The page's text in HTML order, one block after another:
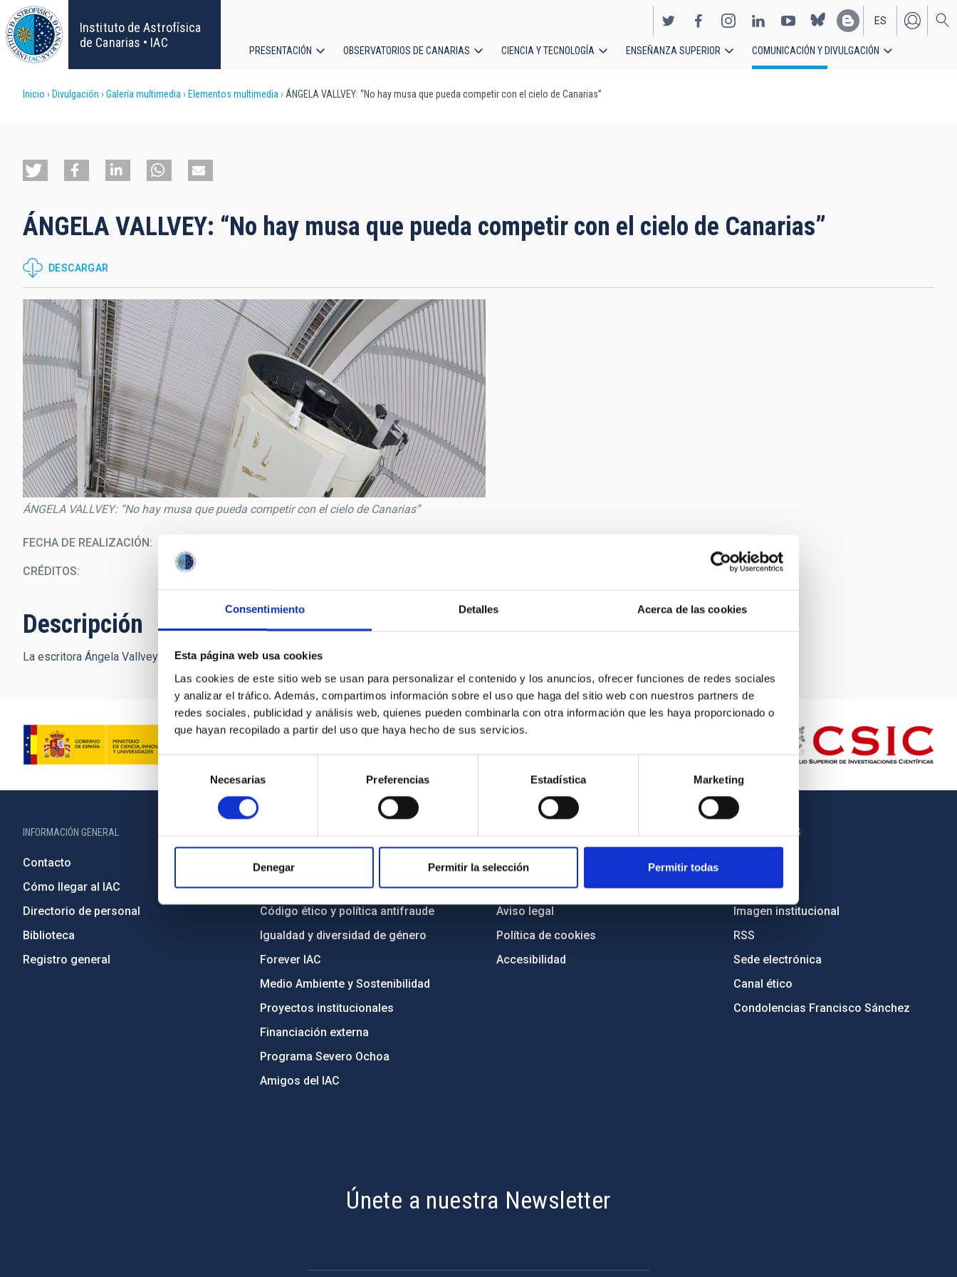
Consentimiento Detalles Acerca de las cookies
Esta página web usa cookies
Las cookies de este sitio web se usan para personalizar el contenido y los anuncios, ofrecer funciones de redes sociales
y analizar el tráfico. Además, compartimos información sobre el uso que haga del sitio web con nuestros partners de
redes sociales, publicidad y análisis web, quienes pueden combinarla con otra información que les haya proporcionado o
que hayan recopilado a partir del uso que haya hecho de sus servicios.
Selección
consentimiento
Necesarias Preferencias Estadística Marketing
Denegar Permitir la selección Permitir todas
Pasar
al
contenido
principal
Instituto de Astrofísica
de Canarias • IAC
EN
ES
PRESENTACIÓN OBSERVATORIOS DE CANARIAS CIENCIA Y TECNOLOGÍA ENSEÑANZA SUPERIOR COMUNICACIÓN Y DIVULGACIÓN
Sobrescribir
de
a
la
navegación
Inicio Divulgación Galería multimedia Elementos multimedia ÁNGELA VALLVEY: “No hay musa que pueda competir con el cielo de Canarias”
ÁNGELA VALLVEY: “No hay musa que pueda competir con el cielo de Canarias”
DESCARGAR
ÁNGELA VALLVEY: “No hay musa que pueda competir con el cielo de Canarias”
FECHA DE REALIZACIÓN
CRÉDITOS
Descripción
La escritora Ángela Vallvey con el telescopio de la OGS, en el Observatorio del Teide (Tenerife). Crédito: Elena Mora (IAC).
INFORMACIÓN GENERAL
Contacto
Cómo llegar al IAC
Directorio de personal
Biblioteca
Registro general
Legislación
Transparencia
Código ético y política antifraude
Igualdad y diversidad de género
Forever IAC
Medio Ambiente y Sostenibilidad
Proyectos institucionales
Financiación externa
Programa Severo Ochoa
Amigos del IAC
Mapa web
Políticas de privacidad
Aviso legal
Política de cookies
Accesibilidad
OTROS ENLACES
Licitaciones
Imagen institucional
RSS
Sede electrónica
Canal ético
Condolencias Francisco Sánchez
Únete a nuestra Newsletter